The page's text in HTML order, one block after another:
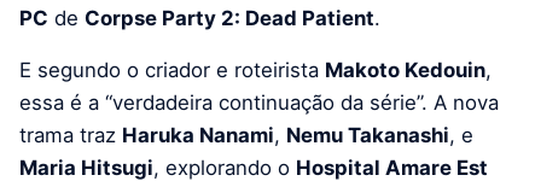
PC de Corpse Party 2: Dead Patient.
E segundo o criador e roteirista Makoto Kedouin,
essa é a “verdadeira continuação da série”. A nova
trama traz Haruka Nanami, Nemu Takanashi, e
Maria Hitsugi, explorando o Hospital Amare Est